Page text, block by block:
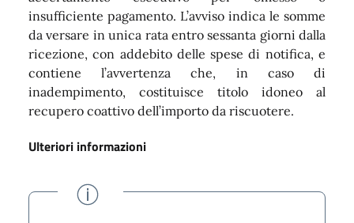
insufficiente pagamento. L’avviso indica le somme
da versare in unica rata entro sessanta giorni dalla
ricezione, con addebito delle spese di notifica, e
contiene l’avvertenza che, in caso di
inadempimento, costituisce titolo idoneo al
recupero coattivo dell’importo da riscuotere.
Ulteriori informazioni